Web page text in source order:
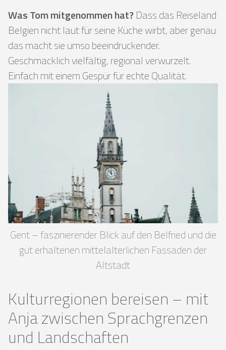
Was Tom mitgenommen hat?Dass das Reiseland
Belgien nicht laut für seine Küche wirbt, aber genau
das macht sie umso beeindruckender.
Geschmacklich vielfältig, regional verwurzelt.
Einfach mit einem Gespür für echte Qualität.
Gent – faszinierender Blick auf den Belfried und die
gut erhaltenen mittelalterlichen Fassaden der
Altstadt
Kulturregionen bereisen – mit
Anja zwischen Sprachgrenzen
und Landschaften